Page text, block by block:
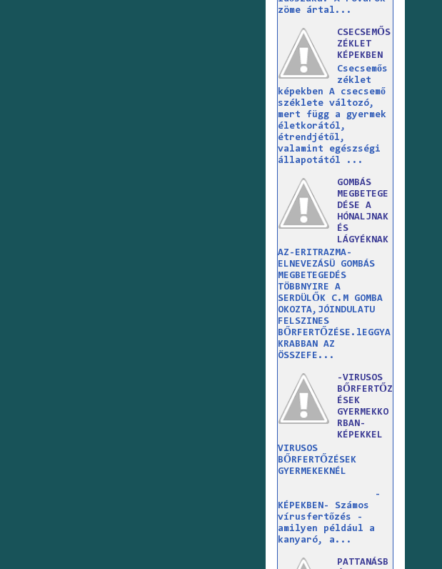
zöme ártal...
CSECSEMŐS
ZÉKLET
KÉPEKBEN
Csecsemős
zéklet
képekben A csecsemő
széklete változó,
mert függ a gyermek
életkorától,
étrendjétől,
valamint egészségi
állapotától ...
GOMBÁS
MEGBETEGE
DÉSE A
HÓNALJNAK
ÉS
LÁGYÉKNAK
AZ-ERITRAZMA-
ELNEVEZÁSÜ GOMBÁS
MEGBETEGEDÉS
TÖBBNYIRE A
SERDÜLŐK C.M GOMBA
OKOZTA,JÓINDULATU
FELSZINES
BŐRFERTŐZÉSE.lEGGYA
KRABBAN AZ
ÖSSZEFE...
-VIRUSOS
BŐRFERTŐZ
ÉSEK
GYERMEKKO
RBAN-
KÉPEKKEL
VIRUSOS
BŐRFERTŐZÉSEK
GYERMEKEKNÉL
-
KÉPEKBEN- Számos
vírusfertőzés -
amilyen például a
kanyaró, a...
PATTANÁSB